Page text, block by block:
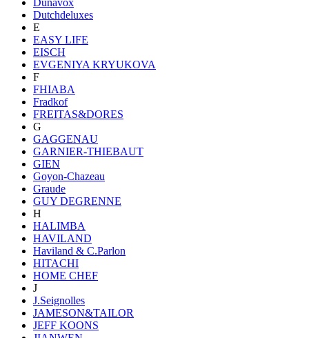
Dutchdeluxes
E
EASY LIFE
EISCH
EVGENIYA KRYUKOVA
F
FHIABA
Fradkof
FREITAS&DORES
G
GAGGENAU
GARNIER-THIEBAUT
GIEN
Goyon-Chazeau
Graude
GUY DEGRENNE
H
HALIMBA
HAVILAND
Haviland & C.Parlon
HITACHI
HOME CHEF
J
J.Seignolles
JAMESON&TAILOR
JEFF KOONS